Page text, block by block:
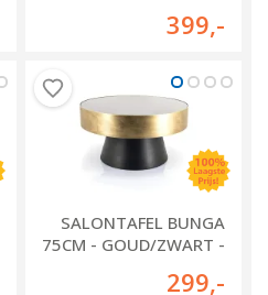
399,-
SALONTAFEL BUNGA
75CM - GOUD/ZWART -
299,-